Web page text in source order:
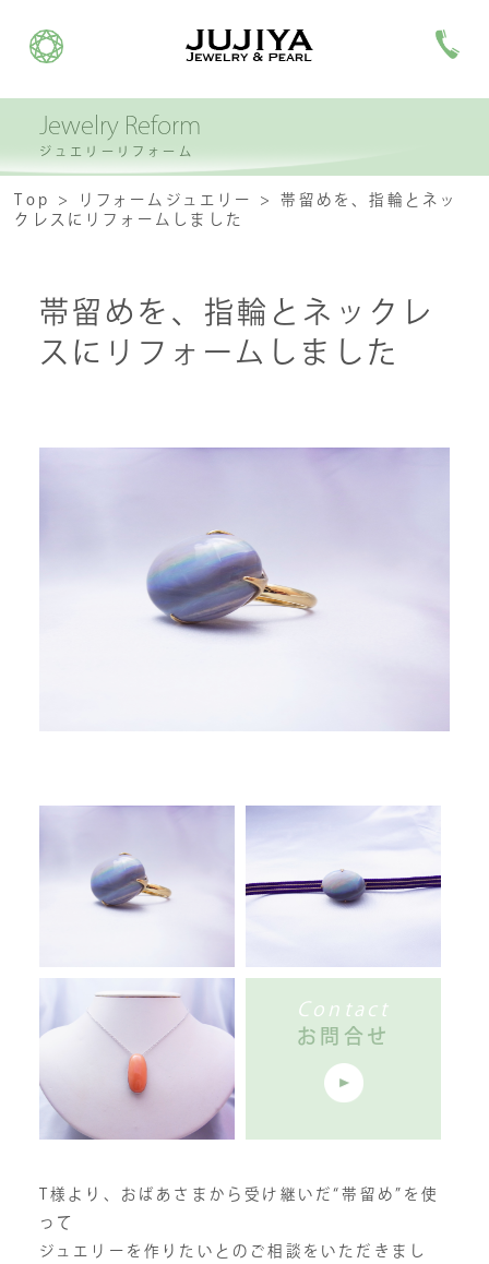
Jewelry Reform
ジュエリーリフォーム
Top リフォームジュエリー
帯留めを、指輪とネッ
クレスにリフォームしました
帯留めを、指輪とネックレ
スにリフォームしました
T様より、おばあさまから受け継いだ“帯留め”を使
って
ジュエリーを作りたいとのご相談をいただきまし
Contact
お問合せ